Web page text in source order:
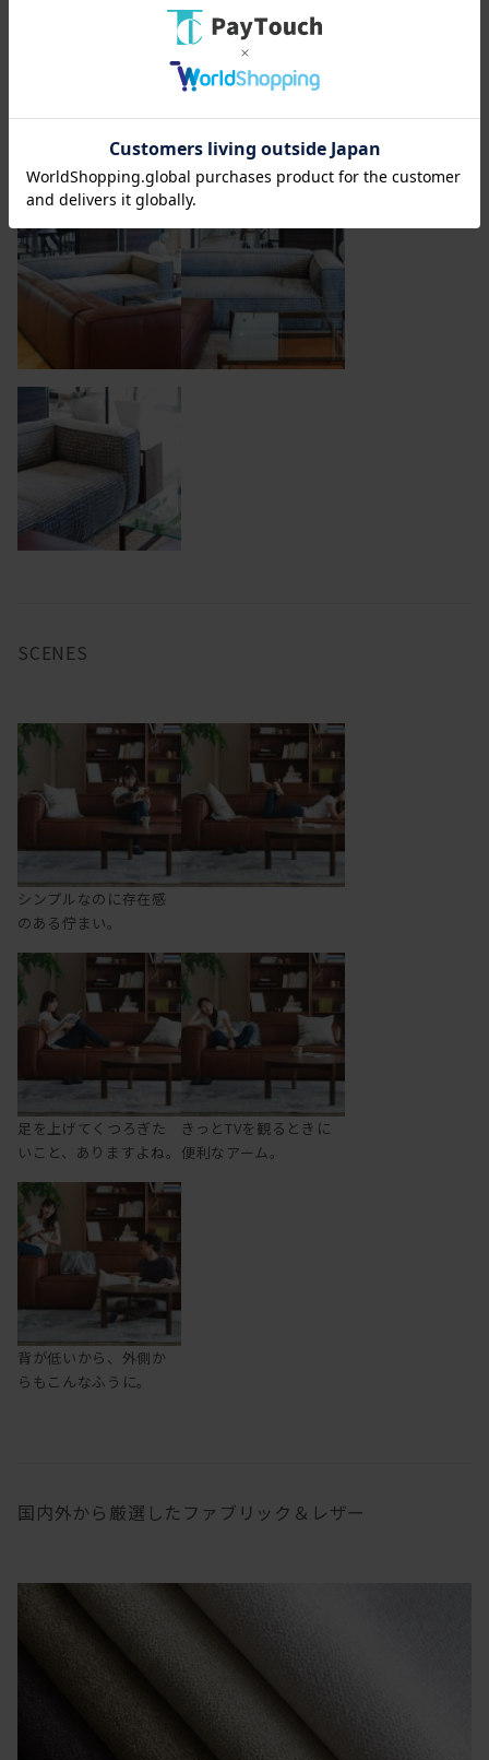
SCENES
シンプルなのに存在感
のある佇まい。
足を上げてくつろぎた
いこと、ありますよね。
きっとTVを観るときに
便利なアーム。
背が低いから、外側か
らもこんなふうに。
国内外から厳選したファブリック＆レザー